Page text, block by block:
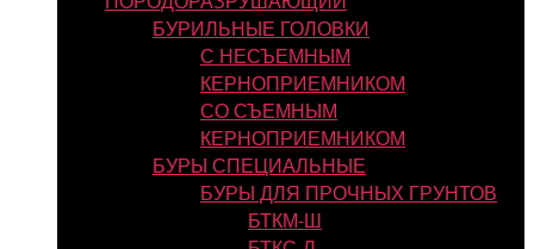
БУРИЛЬНЫЕ ГОЛОВКИ
С НЕСЪЕМНЫМ
КЕРНОПРИЕМНИКОМ
СО СЪЕМНЫМ
КЕРНОПРИЕМНИКОМ
БУРЫ СПЕЦИАЛЬНЫЕ
БУРЫ ДЛЯ ПРОЧНЫХ ГРУНТОВ
БТКМ-Ш